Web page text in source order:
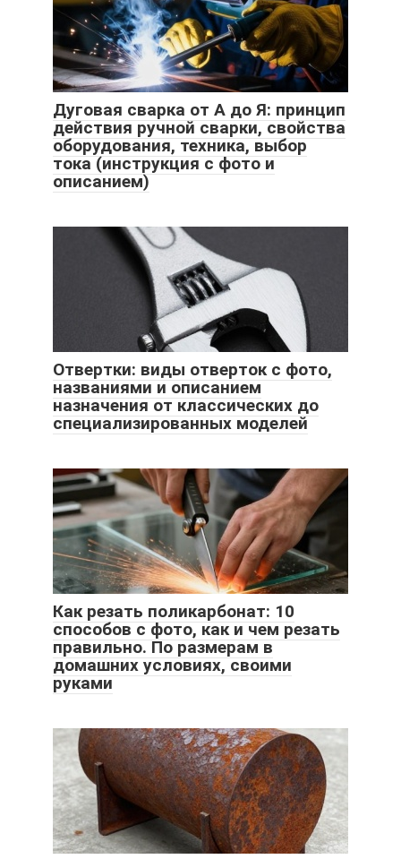
Дуговая сварка от А до Я: принцип
действия ручной сварки, свойства
оборудования, техника, выбор
тока (инструкция с фото и
описанием)
Отвертки: виды отверток с фото,
названиями и описанием
назначения от классических до
специализированных моделей
Как резать поликарбонат: 10
способов с фото, как и чем резать
правильно. По размерам в
домашних условиях, своими
руками